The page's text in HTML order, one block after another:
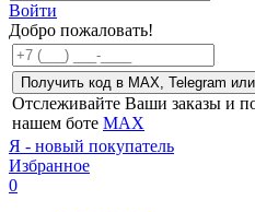
Войти
Добро пожаловать!
Получить код в MAX, Telegram
Отслеживайте Ваши заказы и
нашем боте MAX
Я - новый покупатель
Избранное
0